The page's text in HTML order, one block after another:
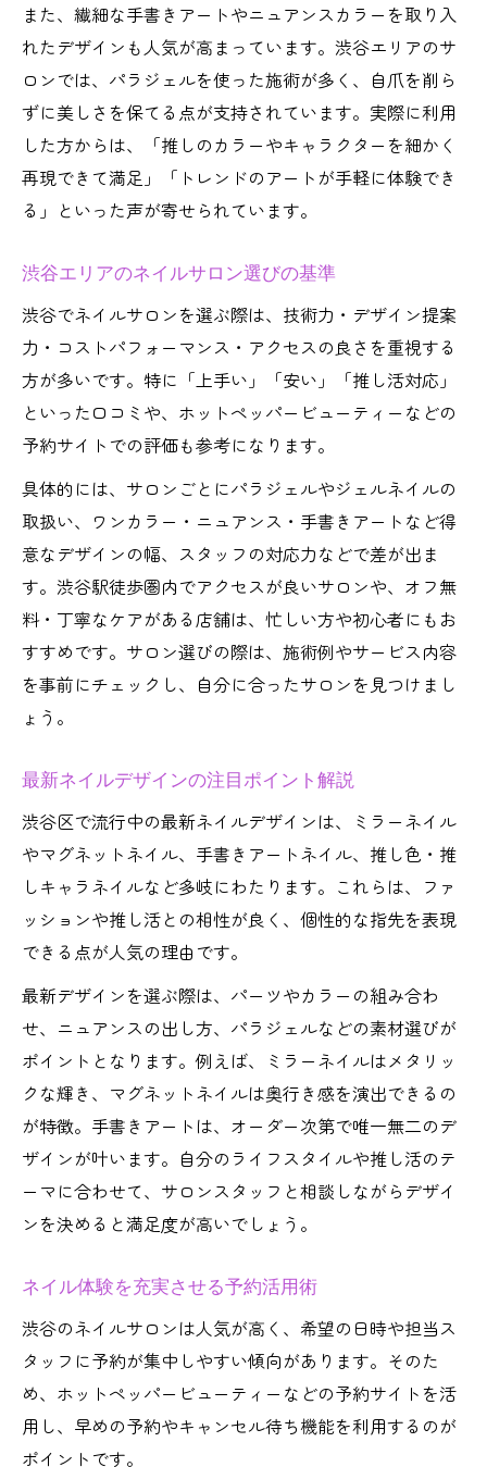
カスタムネイルが叶える個性と満足感
手書きアートで個性を指先に表現する秘訣
ネイルアートで実現する自分らしい表現
手書きネイルが人気な理由を解説
お気に入りデザインの伝え方とコツ
ネイリストとのカウンセリング活用術
高技術ネイルなら理想のデザインが実現可能
理想を叶える高技術ネイルの魅力とは
ネイルサロン選びで重視すべきポイント
細部までこだわるアート表現の裏側
ネイルの仕上がりに差が出る技術解説
口コミで見分ける技術力の高さとは
コスパを重視したネイル選びのコツを解説
ネイルでコスパを追求するポイント紹介
定額制ややり放題の活用術を解説
予約サイトでお得にネイルサロンへ
初回オフ無料など注目すべきサービス
安いだけでなく質も重視する選び方
また、繊細な手書きアートやニュアンスカラーを取り入
れたデザインも人気が高まっています。渋谷エリアのサ
ロンでは、パラジェルを使った施術が多く、自爪を削ら
ずに美しさを保てる点が支持されています。実際に利用
した方からは、「推しのカラーやキャラクターを細かく
再現できて満足」「トレンドのアートが手軽に体験でき
る」といった声が寄せられています。
渋谷エリアのネイルサロン選びの基準
渋谷でネイルサロンを選ぶ際は、技術力・デザイン提案
力・コストパフォーマンス・アクセスの良さを重視する
方が多いです。特に「上手い」「安い」「推し活対応」
といった口コミや、ホットペッパービューティーなどの
予約サイトでの評価も参考になります。
具体的には、サロンごとにパラジェルやジェルネイルの
取扱い、ワンカラー・ニュアンス・手書きアートなど得
意なデザインの幅、スタッフの対応力などで差が出ま
す。渋谷駅徒歩圏内でアクセスが良いサロンや、オフ無
料・丁寧なケアがある店舗は、忙しい方や初心者にもお
すすめです。サロン選びの際は、施術例やサービス内容
を事前にチェックし、自分に合ったサロンを見つけまし
ょう。
最新ネイルデザインの注目ポイント解説
渋谷区で流行中の最新ネイルデザインは、ミラーネイル
やマグネットネイル、手書きアートネイル、推し色・推
しキャラネイルなど多岐にわたります。これらは、ファ
ッションや推し活との相性が良く、個性的な指先を表現
できる点が人気の理由です。
最新デザインを選ぶ際は、パーツやカラーの組み合わ
せ、ニュアンスの出し方、パラジェルなどの素材選びが
ポイントとなります。例えば、ミラーネイルはメタリッ
クな輝き、マグネットネイルは奥行き感を演出できるの
が特徴。手書きアートは、オーダー次第で唯一無二のデ
ザインが叶います。自分のライフスタイルや推し活のテ
ーマに合わせて、サロンスタッフと相談しながらデザイ
ンを決めると満足度が高いでしょう。
ネイル体験を充実させる予約活用術
渋谷のネイルサロンは人気が高く、希望の日時や担当ス
タッフに予約が集中しやすい傾向があります。そのた
め、ホットペッパービューティーなどの予約サイトを活
用し、早めの予約やキャンセル待ち機能を利用するのが
ポイントです。